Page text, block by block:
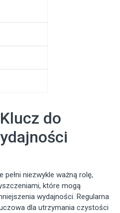
do
niezwykle ważną rolę,
które mogą
wydajności. Regularna
dla utrzymania czystości